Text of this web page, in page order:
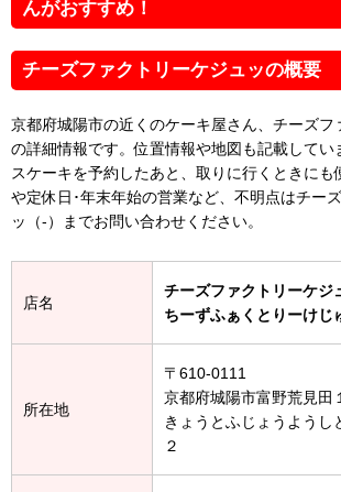
んがおすすめ！
チーズファクトリーケジュッの概要
京都府城陽市の近くのケーキ屋さん、チーズフ
の詳細情報です。位置情報や地図も記載してい
スケーキを予約したあと、取りに行くときにも
や定休日･年末年始の営業など、不明点はチー
ッ（-）までお問い合わせください。
店名
チーズファクトリーケジ
ちーずふぁくとりーけじ
所在地
〒610-0111
京都府城陽市富野荒見田
きょうとふじょうようし
２